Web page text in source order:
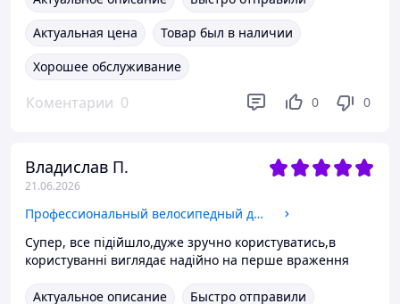
Актуальная цена
Товар был в наличии
Хорошее обслуживание
Коментарии 0 0 0
Владислав П.
21.06.2026
Профессиональный велосипедный держатель Mcdodo CM-5240 для телефона с антиударный и суперстабильный
Супер, все підійшло,дуже зручно користуватись,в
користуванні виглядає надійно на перше враження
Актуальное описание
Быстро отправили